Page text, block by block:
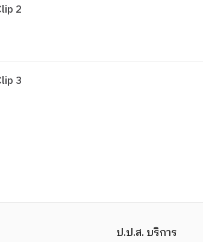
2
3
ป.ป.ส. บริการ